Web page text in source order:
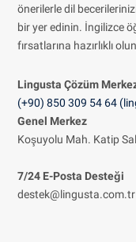
önerilerle dil
bir yer edinin. İngilizce
fırsatlarına hazırlıklı
Lingusta Çözüm
(+90) 850 309 54 64
Genel Merkez
Koşuyolu Mah. Katip
7/24 E-Posta Desteği
destek@lingusta.com.tr